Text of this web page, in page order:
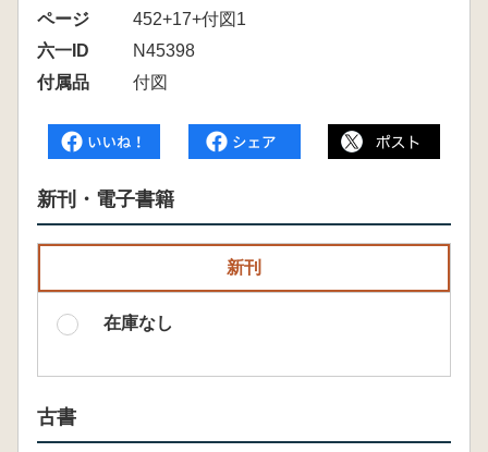
ページ
452+17+付図1
六一ID
N45398
付属品
付図
新刊・電子書籍
新刊
在庫なし
古書